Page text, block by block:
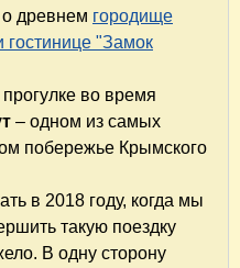
древнем городище
гостинице "Замок
во время
– одном из самых
побережье Крымского
в 2018 году, когда мы
такую поездку
В одну сторону